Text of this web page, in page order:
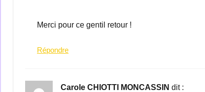
Merci pour ce gentil retour !
Répondre
Carole CHIOTTI MONCASSIN dit :